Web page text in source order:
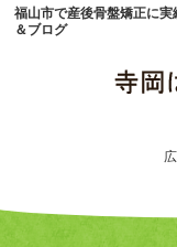
福山市で産後骨盤矯正に
＆ブログ